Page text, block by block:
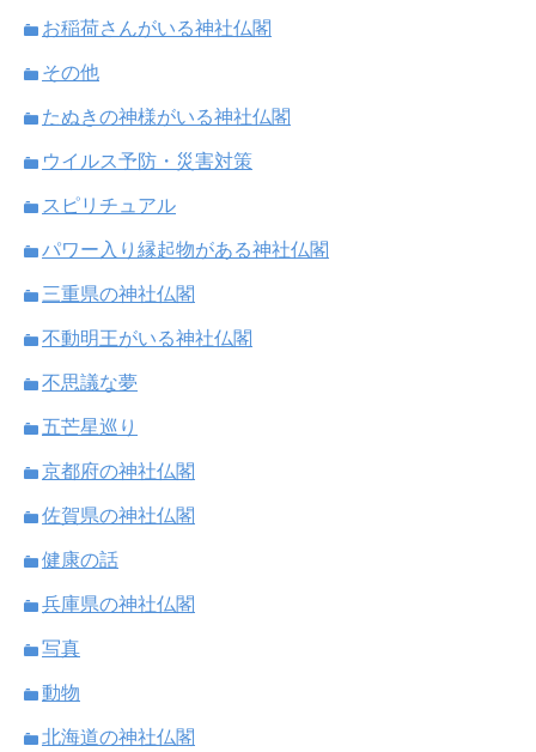
お稲荷さんがいる神社仏閣
その他
たぬきの神様がいる神社仏閣
ウイルス予防・災害対策
スピリチュアル
パワー入り縁起物がある神社仏閣
三重県の神社仏閣
不動明王がいる神社仏閣
不思議な夢
五芒星巡り
京都府の神社仏閣
佐賀県の神社仏閣
健康の話
兵庫県の神社仏閣
写真
動物
北海道の神社仏閣